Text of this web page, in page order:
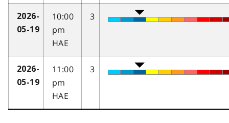
2026-
05-19
10:00
pm
HAE
3
2026-
05-19
11:00
pm
HAE
3